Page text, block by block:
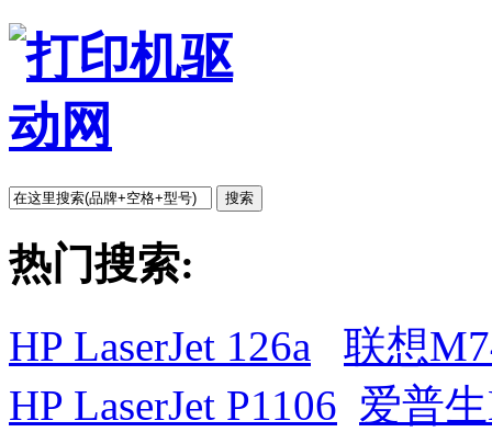
搜索
热门搜索:
HP LaserJet 126a
联想
HP LaserJet P1106 爱普